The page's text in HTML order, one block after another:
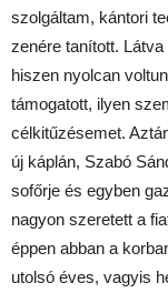
szolgáltam, kántori
zenére tanított.
hiszen nyolcan
támogatott, ilyen
célkitűzésemet.
új káplán, Szabó
sofőrje és egyben
nagyon szeretett a
éppen abban a
utolsó éves, vagyis